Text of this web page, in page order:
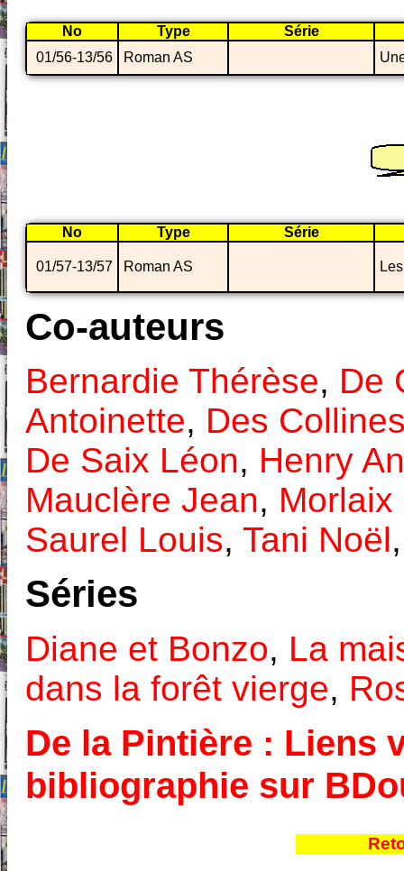
No Type
Série
01/56-13/56
Roman AS
No Type Série
01/57-13/57 Roman AS
Co-auteurs
Bernardie Thérèse, De
Antoinette, Des
De Saix Léon, Henry
Mauclère Jean,
Saurel Louis, Tani Noël
Séries
Diane et Bonzo, La
dans la forêt vierge,
De la Pintière : Liens
bibliographie sur